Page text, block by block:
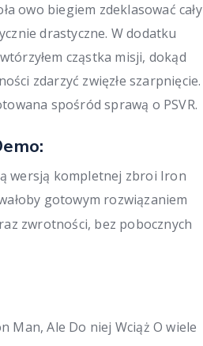
owo biegiem zdeklasować cały
drastyczne. W dodatku
cząstka misji, dokąd
zdarzyć zwięzłe szarpnięcie.
spośród sprawą o PSVR.
wersją kompletnej zbroi Iron
gotowym rozwiązaniem
zwrotności, bez pobocznych